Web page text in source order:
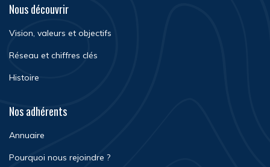
Nous découvrir
Vision, valeurs et objectifs
Réseau et chiffres clés
Histoire
Nos adhérents
Annuaire
Pourquoi nous rejoindre ?